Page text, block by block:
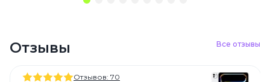
Отзывы Все отзывы
Отзывов: 70